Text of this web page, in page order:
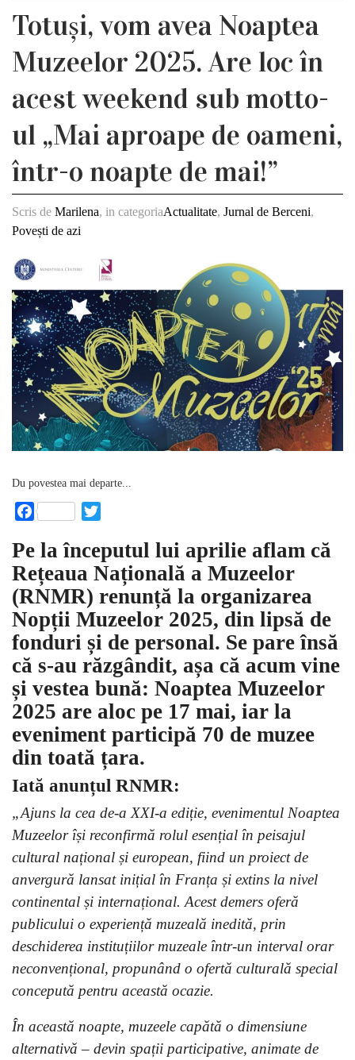
Totuși, vom avea Noaptea
Muzeelor 2025. Are loc în
acest weekend sub motto-
ul „Mai aproape de oameni,
într-o noapte de mai!”
Scris de Marilena, in categoriaActualitate, Jurnal de Berceni,
Povești de azi
Du povestea mai departe...
Facebook
Pe la începutul lui aprilie aflam că
Rețeaua Națională a Muzeelor
(RNMR) renunță la organizarea
Nopții Muzeelor 2025, din lipsă de
fonduri și de personal. Se pare însă
că s-au răzgândit, așa că acum vine
și vestea bună: Noaptea Muzeelor
2025 are aloc pe 17 mai, iar la
eveniment participă 70 de muzee
din toată țara.
Iată anunțul RNMR:
„Ajuns la cea de-a XXI-a ediție, evenimentul Noaptea
Muzeelor își reconfirmă rolul esențial în peisajul
cultural național și european, fiind un proiect de
anvergură lansat inițial în Franța și extins la nivel
continental și internațional. Acest demers oferă
publicului o experiență muzeală inedită, prin
deschiderea instituțiilor muzeale într-un interval orar
neconvențional, propunând o ofertă culturală special
concepută pentru această ocazie.
În această noapte, muzeele capătă o dimensiune
alternativă – devin spații participative, animate de